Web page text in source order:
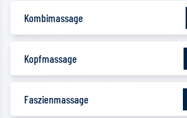
Kombimassage
Kopfmassage
Faszienmassage